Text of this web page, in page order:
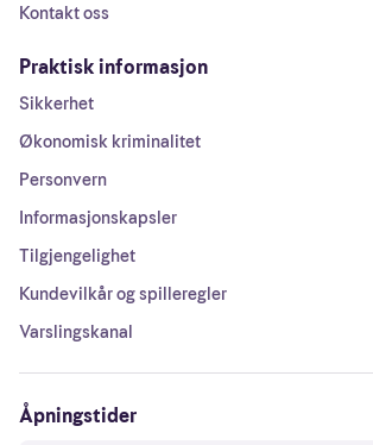
Kontakt oss
Praktisk informasjon
Sikkerhet
Økonomisk kriminalitet
Personvern
Informasjonskapsler
Tilgjengelighet
Kundevilkår og spilleregler
Varslingskanal
Åpningstider